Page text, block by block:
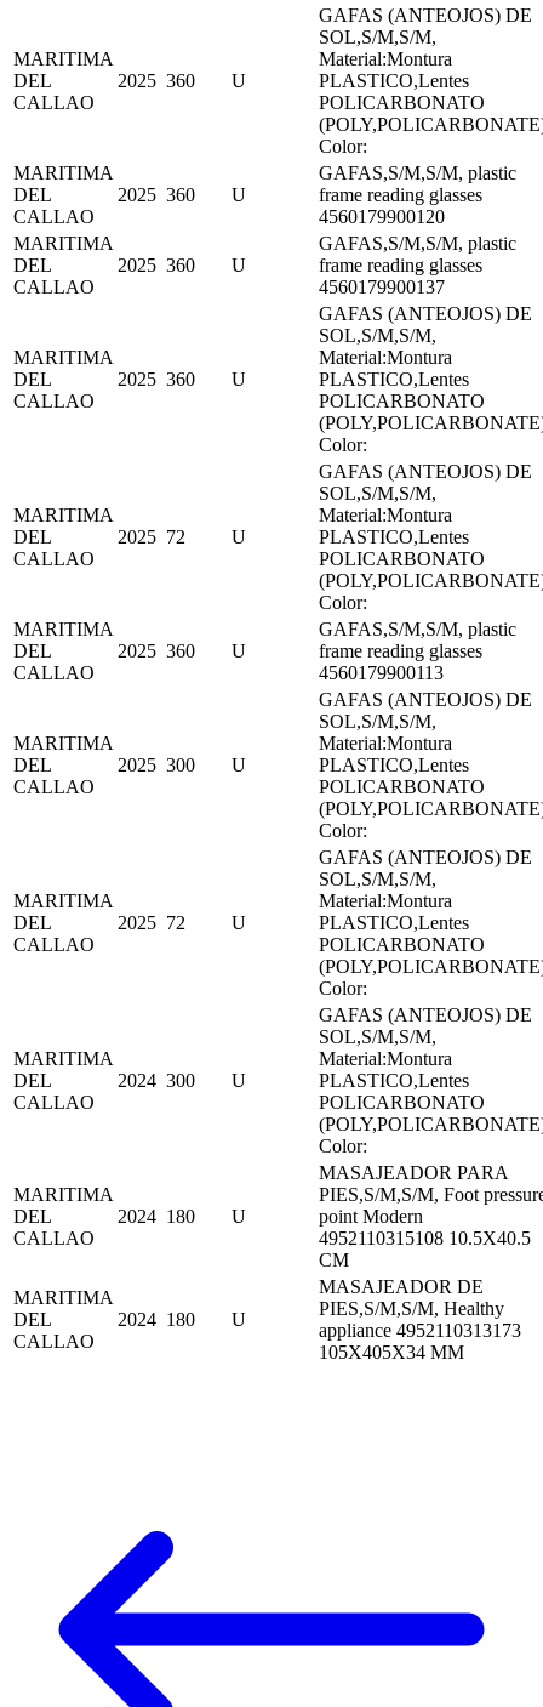
MARITIMA
DEL
CALLAO
2025 360 U
GAFAS (ANTEOJOS) DE
SOL,S/M,S/M,
Material:Montura
PLASTICO,Lentes
POLICARBONATO
Color:
MARITIMA
DEL
CALLAO
2025 360 U
GAFAS,S/M,S/M, plastic
frame reading glasses
4560179900120
MARITIMA
DEL
CALLAO
2025 360 U
GAFAS,S/M,S/M, plastic
frame reading glasses
4560179900137
MARITIMA
DEL
CALLAO
2025 360 U
GAFAS (ANTEOJOS) DE
SOL,S/M,S/M,
Material:Montura
PLASTICO,Lentes
POLICARBONATO
Color:
MARITIMA
DEL
CALLAO
2025 72 U
GAFAS (ANTEOJOS) DE
SOL,S/M,S/M,
Material:Montura
PLASTICO,Lentes
POLICARBONATO
Color:
MARITIMA
DEL
CALLAO
2025 360 U
GAFAS,S/M,S/M, plastic
frame reading glasses
4560179900113
MARITIMA
DEL
CALLAO
2025 300 U
GAFAS (ANTEOJOS) DE
SOL,S/M,S/M,
Material:Montura
PLASTICO,Lentes
POLICARBONATO
Color:
MARITIMA
DEL
CALLAO
2025 72 U
GAFAS (ANTEOJOS) DE
SOL,S/M,S/M,
Material:Montura
PLASTICO,Lentes
POLICARBONATO
Color:
MARITIMA
DEL
CALLAO
2024 300 U
GAFAS (ANTEOJOS) DE
SOL,S/M,S/M,
Material:Montura
PLASTICO,Lentes
POLICARBONATO
Color:
MARITIMA
DEL
CALLAO
2024 180 U
MASAJEADOR PARA
PIES,S/M,S/M, Foot
point Modern
4952110315108 10.5X40.5
CM
MARITIMA
DEL
CALLAO
2024 180 U
MASAJEADOR DE
PIES,S/M,S/M, Healthy
appliance 4952110313173
105X405X34 MM